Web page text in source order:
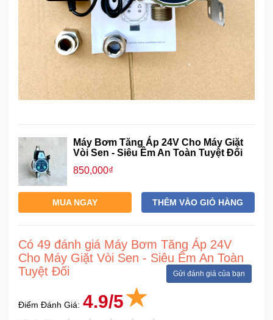
Máy Bơm Tăng Áp 24V Cho Máy Giặt
Vòi Sen - Siêu Êm An Toàn Tuyệt Đối
850,000₫
MUA NGAY THÊM VÀO GIỎ HÀNG
Có 49 đánh giá Máy Bơm Tăng Áp 24V
Cho Máy Giặt Vòi Sen - Siêu Êm An Toàn
Tuyệt Đối
Gửi đánh giá của bạn
Điểm Đánh Giá: 4.9/5